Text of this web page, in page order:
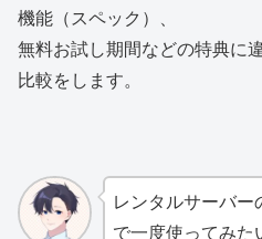
機能（スペック）、
無料お試し期間などの特典に
比較をします。
レンタルサーバ
で一度使ってみた